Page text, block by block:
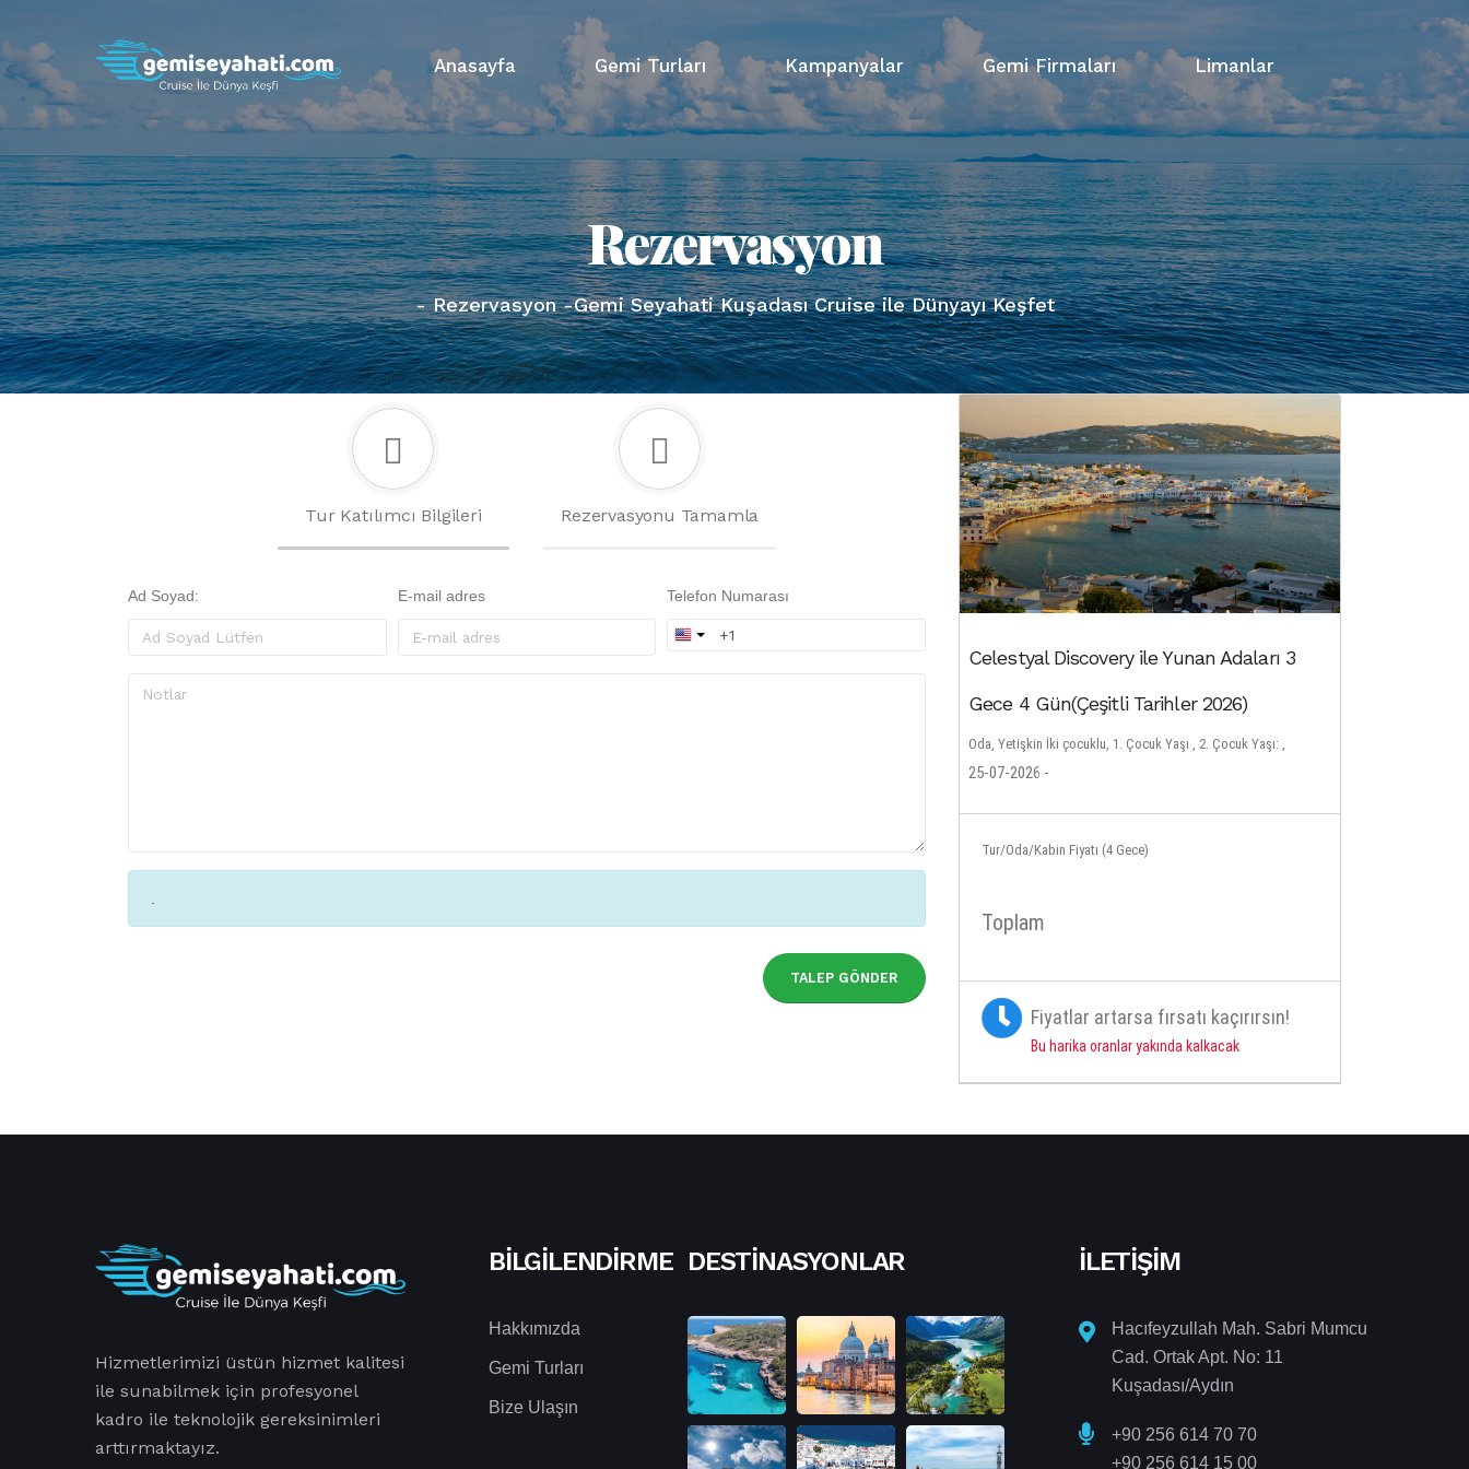
Anasayfa Gemi Turları Kampanyalar Gemi Firmaları Limanlar
Rezervasyon
- Rezervasyon -Gemi Seyahati Kuşadası Cruise ile Dünyayı Keşfet
Tur Katılımcı Bilgileri Rezervasyonu Tamamla
Ad Soyad: E-mail adres Telefon Numarası
.
TALEP GÖNDER
Celestyal Discovery ile Yunan Adaları 3
Gece 4 Gün(Çeşitli Tarihler 2026)
Oda, Yetişkin İki çocuklu, 1. Çocuk Yaşı , 2. Çocuk Yaşı: ,
25-07-2026 -
Tur/Oda/Kabin Fiyatı (4 Gece)
Toplam
Fiyatlar artarsa fırsatı kaçırırsın!
Bu harika oranlar yakında kalkacak
Hizmetlerimizi üstün hizmet kalitesi
ile sunabilmek için profesyonel
kadro ile teknolojik gereksinimleri
arttırmaktayız.
BILGILENDIRME
Hakkımızda
Gemi Turları
Bize Ulaşın
DESTINASYONLAR İLETIŞIM
Hacıfeyzullah Mah. Sabri Mumcu
Cad. Ortak Apt. No: 11
Kuşadası/Aydın
+90 256 614 70 70
+90 256 614 15 00